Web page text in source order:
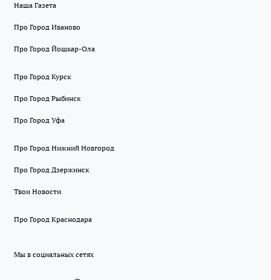
Наша Газета
Про Город Иваново
Про Город Йошкар-Ола
Про Город Курск
Про Город Рыбинск
Про Город Уфа
Про Город Нижний Новгород
Про Город Дзержинск
Твои Новости
Про Город Краснодара
Мы в социальных сетях